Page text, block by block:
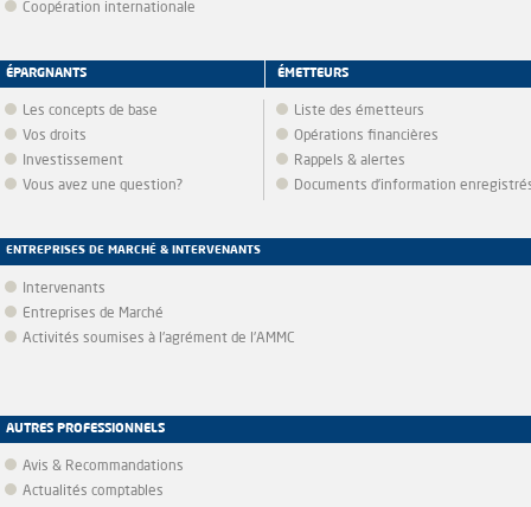
Coopération internationale
ÉPARGNANTS
Les concepts de base
Vos droits
Investissement
Vous avez une question?
ÉMETTEURS
Liste des émetteurs
Opérations financières
Rappels & alertes
Documents d’information
ENTREPRISES DE MARCHÉ & INTERVENANTS
Intervenants
Entreprises de Marché
Activités soumises à l'agrément de l'AMMC
AUTRES PROFESSIONNELS
Avis & Recommandations
Actualités comptables